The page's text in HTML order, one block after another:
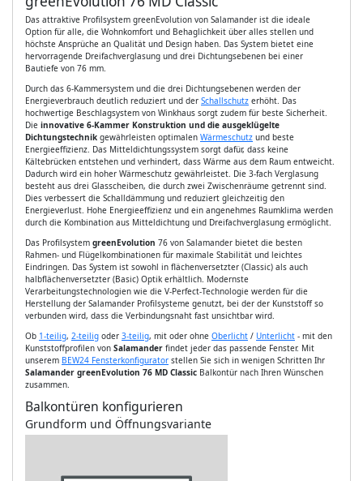
Das attraktive Profilsystem greenEvolution von Salamander ist die ideale
Option für alle, die Wohnkomfort und Behaglichkeit über alles stellen und
höchste Ansprüche an Qualität und Design haben. Das System bietet eine
hervorragende Dreifachverglasung und drei Dichtungsebenen bei einer
Bautiefe von 76 mm.
Durch das 6-Kammersystem und die drei Dichtungsebenen werden der
Energieverbrauch deutlich reduziert und der Schallschutz erhöht. Das
hochwertige Beschlagsystem von Winkhaus sorgt zudem für beste Sicherheit.
Die innovative 6-Kammer Konstruktion und die ausgeklügelte
Dichtungstechnik gewährleisten optimalen Wärmeschutz und beste
Energieeffizienz. Das Mitteldichtungssystem sorgt dafür, dass keine
Kältebrücken entstehen und verhindert, dass Wärme aus dem Raum entweicht.
Dadurch wird ein hoher Wärmeschutz gewährleistet. Die 3-fach Verglasung
besteht aus drei Glasscheiben, die durch zwei Zwischenräume getrennt sind.
Dies verbessert die Schalldämmung und reduziert gleichzeitig den
Energieverlust. Hohe Energieeffizienz und ein angenehmes Raumklima werden
durch die Kombination aus Mitteldichtung und Dreifachverglasung ermöglicht.
Das Profilsystem greenEvolution 76 von Salamander bietet die besten
Rahmen- und Flügelkombinationen für maximale Stabilität und leichtes
Eindringen. Das System ist sowohl in flächenversetzter (Classic) als auch
halbflächenversetzter (Basic) Optik erhältlich. Modernste
Verarbeitungstechnologien wie die V-Perfect-Technologie werden für die
Herstellung der Salamander Profilsysteme genutzt, bei der der Kunststoff so
verbunden wird, dass die Verbindungsnaht fast unsichtbar wird.
Ob 1-teilig, 2-teilig oder 3-teilig, mit oder ohne Oberlicht / Unterlicht - mit den
Kunststoffprofilen von Salamander findet jeder das passende Fenster. Mit
unserem BEW24 Fensterkonfigurator stellen Sie sich in wenigen Schritten Ihr
Salamander greenEvolution 76 MD Classic Balkontür nach Ihren Wünschen
zusammen.
Balkontüren konfigurieren
Grundform und Öffnungsvariante